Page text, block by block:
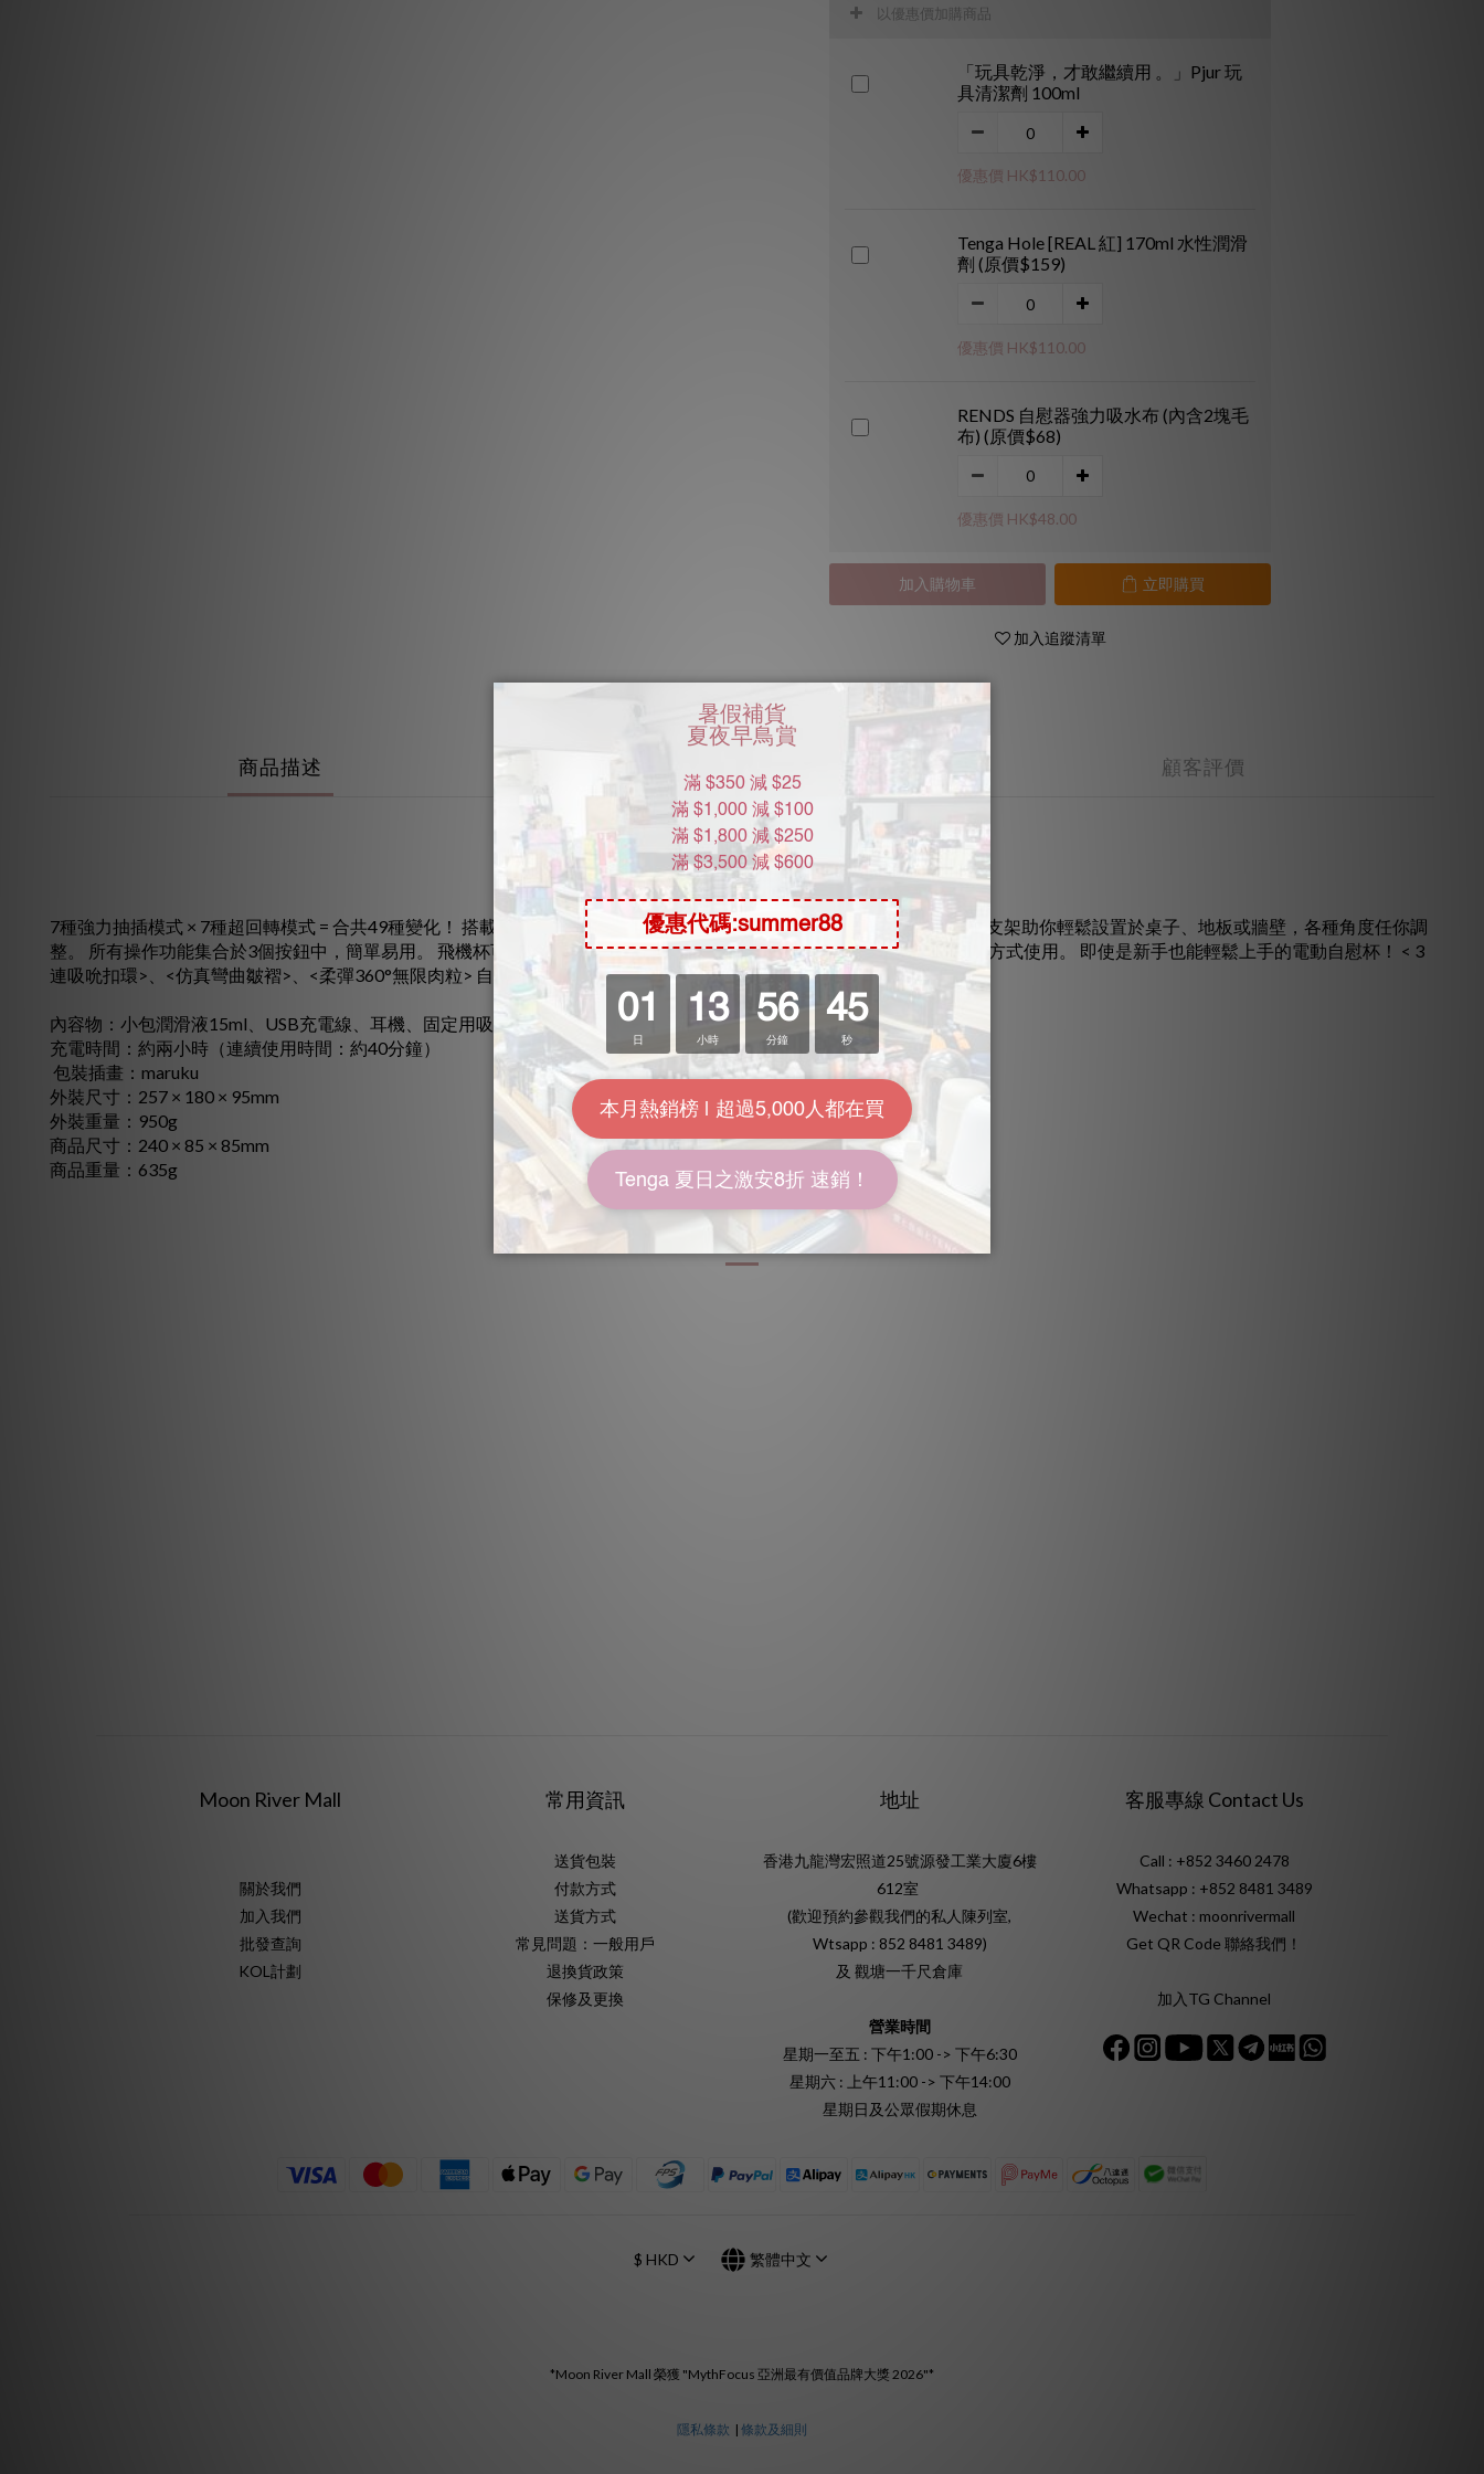
以優惠價加購商品
「玩具乾淨，才敢繼續用 。」Pjur 玩
具清潔劑 100ml
優惠價 HK$110.00
Tenga Hole [REAL 紅] 170ml 水性潤滑
劑 (原價$159)
優惠價 HK$110.00
RENDS 自慰器強力吸水布 (內含2塊毛
布) (原價$68)
優惠價 HK$48.00
加入購物車 立即購買
加入追蹤清單
商品描述 顧客評價
商品描述
7種強力抽插模式 × 7種超回轉模式 = 合共49種變化！ 搭載真人配音嬌喘聲機能！（CV：そよかぜみらい） 145°可動吸盤支架助你輕鬆設置於桌子、地板或牆壁，各種角度任你調
整。 所有操作功能集合於3個按鈕中，簡單易用。 飛機杯可單獨取出方便用後清洗。 尺寸適合手持使用，讓你以最合心的方式使用。 即使是新手也能輕鬆上手的電動自慰杯！ < 3
連吸吮扣環>、<仿真彎曲皺褶>、<柔彈360°無限肉粒> 自慰杯的內部結構也非常講究！
內容物：小包潤滑液15ml、USB充電線、耳機、固定用吸盤、使用說明書
充電時間：約兩小時（連續使用時間：約40分鐘）
包裝插畫：maruku
外裝尺寸：257 × 180 × 95mm
外裝重量：950g
商品尺寸：240 × 85 × 85mm
商品重量：635g
Moon River Mall
關於我們
加入我們
批發查詢
KOL計劃
常用資訊
送貨包裝
付款方式
送貨方式
常見問題：一般用戶
退換貨政策
保修及更換
地址
香港九龍灣宏照道25號源發工業大廈6樓
612室
(歡迎預約參觀我們的私人陳列室,
Wtsapp : 852 8481 3489)
及 觀塘一千尺倉庫
營業時間
星期一至五 : 下午1:00 -> 下午6:30
星期六 : 上午11:00 -> 下午14:00
星期日及公眾假期休息
客服專線 Contact Us
Call : +852 3460 2478
Whatsapp : +852 8481 3489
Wechat : moonrivermall
Get QR Code 聯絡我們！
加入TG Channel
$ HKD 繁體中文
*Moon River Mall 榮獲 "MythFocus 亞洲最有價值品牌大獎 2026"*
隱私條款 | 條款及細則